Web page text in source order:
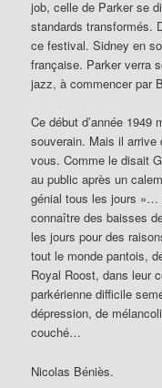
job, celle de Parker se
standards transformés.
ce festival. Sidney en
française. Parker verra
jazz, à commencer par
Ce début d’année 1949
souverain. Mais il arrive
vous. Comme le disait
au public après un
génial tous les jours »…
connaître des baisses
les jours pour des
tout le monde pantois,
Royal Roost, dans leur
parkérienne difficile
dépression, de
couché…
Nicolas Béniès.